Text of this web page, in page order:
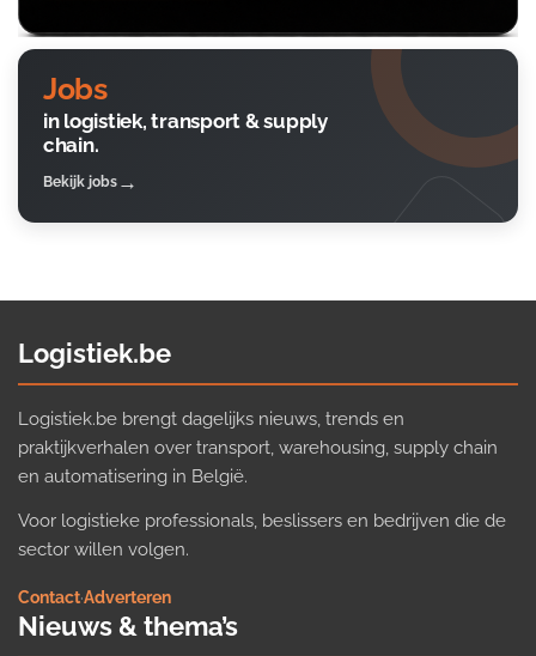
Jobs
in logistiek, transport & supply
chain.
Bekijk jobs
Logistiek.be
Logistiek.be brengt dagelijks nieuws, trends en
praktijkverhalen over transport, warehousing, supply chain
en automatisering in België.
Voor logistieke professionals, beslissers en bedrijven die de
sector willen volgen.
Contact·Adverteren
Nieuws & thema’s